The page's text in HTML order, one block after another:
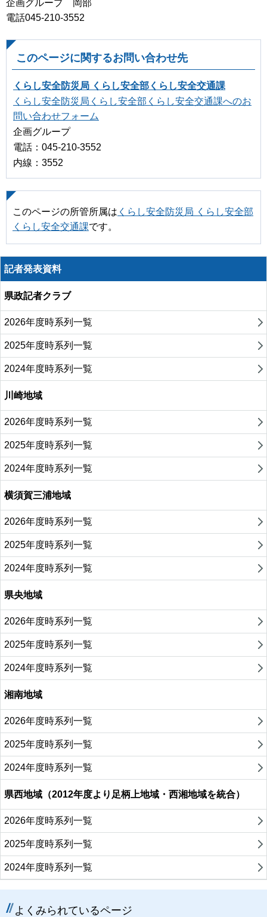
企画グループ 岡部
電話045-210-3552
このページに関するお問い合わせ先
くらし安全防災局 くらし安全部くらし安全交通課
くらし安全防災局くらし安全部くらし安全交通課へのお
問い合わせフォーム
企画グループ
電話：045-210-3552
内線：3552
このページの所管所属は くらし安全防災局 くらし安全部
くらし安全交通課です。
記者発表資料
県政記者クラブ
2026年度時系列一覧
2025年度時系列一覧
2024年度時系列一覧
川崎地域
2026年度時系列一覧
2025年度時系列一覧
2024年度時系列一覧
横須賀三浦地域
2026年度時系列一覧
2025年度時系列一覧
2024年度時系列一覧
県央地域
2026年度時系列一覧
2025年度時系列一覧
2024年度時系列一覧
湘南地域
2026年度時系列一覧
2025年度時系列一覧
2024年度時系列一覧
県西地域（2012年度より足柄上地域・西湘地域を統合）
2026年度時系列一覧
2025年度時系列一覧
2024年度時系列一覧
よくみられているページ